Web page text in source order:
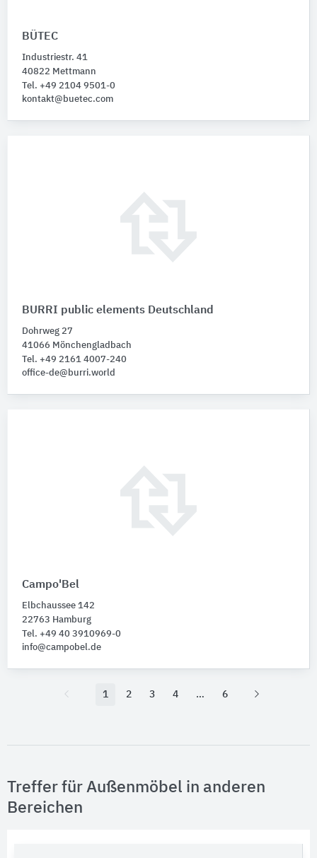
BÜTEC
Industriestr. 41
40822 Mettmann
Tel. +49 2104 9501-0
kontakt@buetec.com
BURRI public elements Deutschland
Dohrweg 27
41066 Mönchengladbach
Tel. +49 2161 4007-240
office-de@burri.world
Campo'Bel
Elbchaussee 142
22763 Hamburg
Tel. +49 40 3910969-0
info@campobel.de
1 2 3 4 6
Treffer für Außenmöbel in anderen
Bereichen